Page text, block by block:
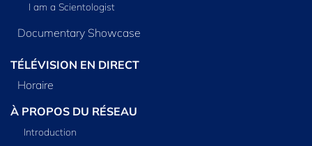
I am a Scientologist
Documentary Showcase
TÉLÉVISION EN DIRECT
Horaire
À PROPOS DU RÉSEAU
Introduction